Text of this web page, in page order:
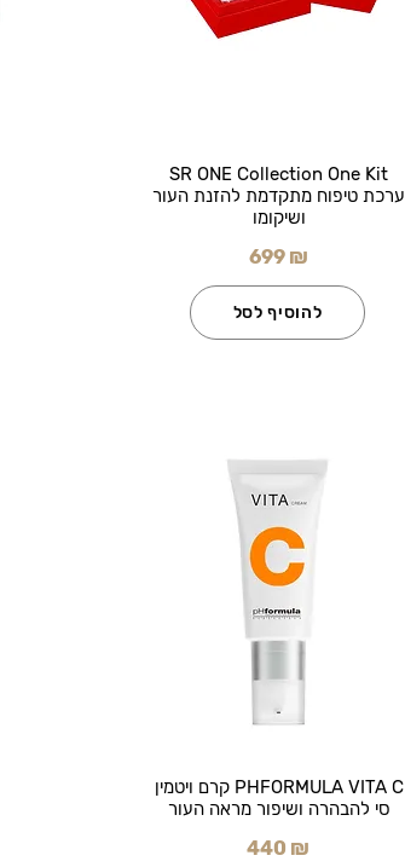
SR ONE Collection One Kit
ערכת טיפוח מתקדמת להזנת העור
ושיקומו
699 ₪
להוסיף לסל
PHFORMULA VITA C קרם ויטמין
סי להבהרה ושיפור מראה העור
440 ₪